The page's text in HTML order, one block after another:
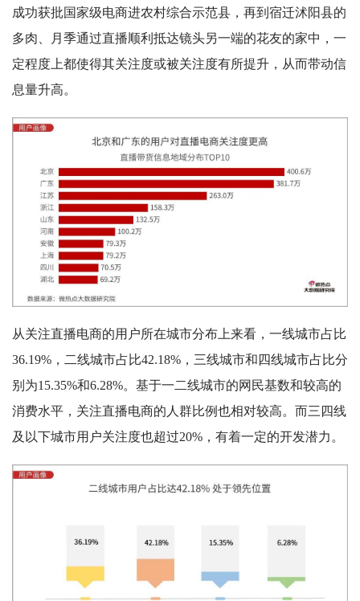
成功获批国家级电商进农村综合示范县，再到宿迁沭阳县的
多肉、月季通过直播顺利抵达镜头另一端的花友的家中，一
定程度上都使得其关注度或被关注度有所提升，从而带动信
息量升高。
从关注直播电商的用户所在城市分布上来看，一线城市占比
36.19%，二线城市占比42.18%，三线城市和四线城市占比分
别为15.35%和6.28%。基于一二线城市的网民基数和较高的
消费水平，关注直播电商的人群比例也相对较高。而三四线
及以下城市用户关注度也超过20%，有着一定的开发潜力。